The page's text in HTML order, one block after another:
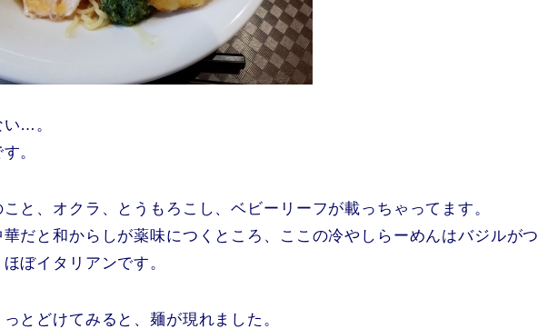
い…。
。
こと、オクラ、とうもろこし、ベビーリーフが載っちゃってます。
だと和からしが薬味につくところ、ここの冷やしらーめんはバジルがつ
ぼイタリアンです。
とどけてみると、麺が現れました。